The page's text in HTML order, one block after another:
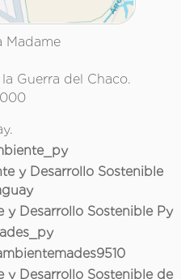
Madame
Guerra del Chaco.
y Desarrollo Sostenible
y Desarrollo Sostenible Py
y Desarrollo Sostenible de